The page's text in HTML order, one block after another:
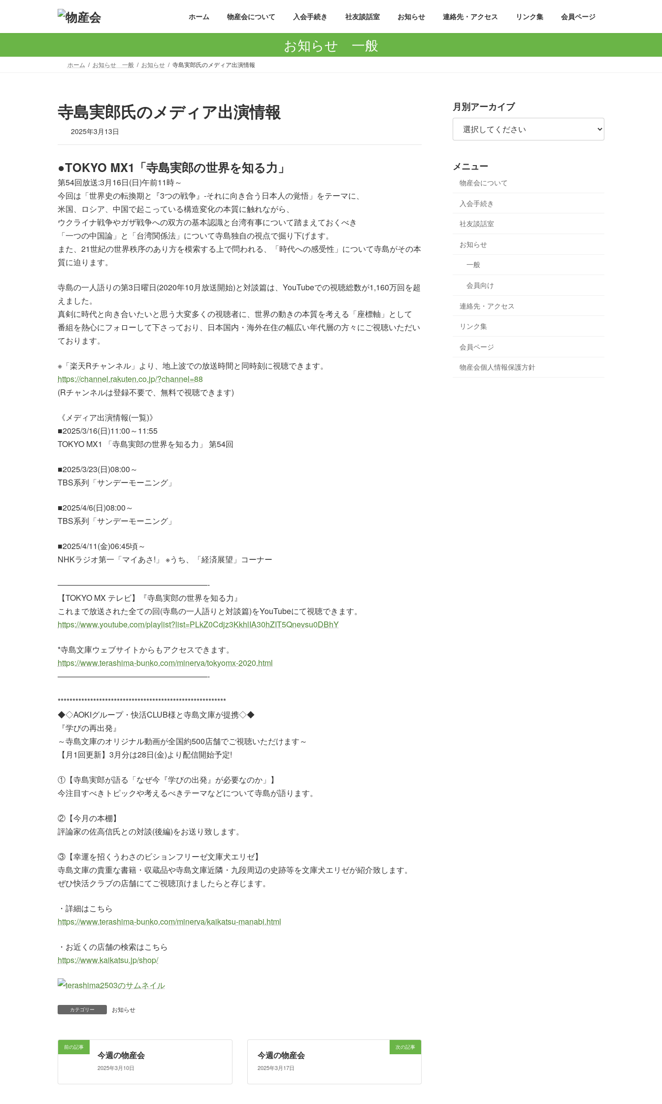
ホーム 物産会について 入会手続き 社友談話室 お知らせ 連絡先・アクセス リンク集 会員ページ
お知らせ 一般
ホーム お知らせ 一般 お知らせ 寺島実郎氏のメディア出演情報
寺島実郎氏のメディア出演情報
2025年3月13日
●TOKYO MX1「寺島実郎の世界を知る力」
第54回放送:3月16日(日)午前11時～
今回は「世界史の転換期と『3つの戦争』-それに向き合う日本人の覚悟」をテーマに、
米国、ロシア、中国で起こっている構造変化の本質に触れながら、
ウクライナ戦争やガザ戦争への双方の基本認識と台湾有事について踏まえておくべき
「一つの中国論」と「台湾関係法」について寺島独自の視点で掘り下げます。
また、21世紀の世界秩序のあり方を模索する上で問われる、「時代への感受性」について寺島がその本
質に迫ります。
寺島の一人語りの第3日曜日(2020年10月放送開始)と対談篇は、YouTubeでの視聴総数が1,160万回を超
えました。
真剣に時代と向き合いたいと思う大変多くの視聴者に、世界の動きの本質を考える「座標軸」として
番組を熱心にフォローして下さっており、日本国内・海外在住の幅広い年代層の方々にご視聴いただい
ております。
※「楽天Rチャンネル」より、地上波での放送時間と同時刻に視聴できます。
https://channel.rakuten.co.jp/?channel=88
(Rチャンネルは登録不要で、無料で視聴できます)
《メディア出演情報(一覧)》
■2025/3/16(日)11:00～11:55
TOKYO MX1 「寺島実郎の世界を知る力」 第54回
■2025/3/23(日)08:00～
TBS系列「サンデーモーニング」
■2025/4/6(日)08:00～
TBS系列「サンデーモーニング」
■2025/4/11(金)06:45頃～
NHKラジオ第一「マイあさ!」 ※うち、「経済展望」コーナー
———————————————————-
【TOKYO MX テレビ】『寺島実郎の世界を知る力』
これまで放送された全ての回(寺島の一人語りと対談篇)をYouTubeにて視聴できます。
https://www.youtube.com/playlist?list=PLkZ0Cdjz3KkhlIA30hZIT5Qnevsu0DBhY
*寺島文庫ウェブサイトからもアクセスできます。
https://www.terashima-bunko.com/minerva/tokyomx-2020.html
———————————————————-
*********************************************************
◆◇AOKIグループ・快活CLUB様と寺島文庫が提携◇◆
『学びの再出発』
～寺島文庫のオリジナル動画が全国約500店舗でご視聴いただけます～
【月1回更新】3月分は28日(金)より配信開始予定!
①【寺島実郎が語る「なぜ今『学びの出発』が必要なのか」】
今注目すべきトピックや考えるべきテーマなどについて寺島が語ります。
②【今月の本棚】
評論家の佐高信氏との対談(後編)をお送り致します。
③【幸運を招くうわさのビションフリーゼ文庫犬エリゼ】
寺島文庫の貴重な書籍・収蔵品や寺島文庫近隣・九段周辺の史跡等を文庫犬エリゼが紹介致します。
ぜひ快活クラブの店舗にてご視聴頂けましたらと存じます。
・詳細はこちら
https://www.terashima-bunko.com/minerva/kaikatsu-manabi.html
・お近くの店舗の検索はこちら
https://www.kaikatsu.jp/shop/
カテゴリー お知らせ
前の記事
今週の物産会
2025年3月10日
次の記事
今週の物産会
2025年3月17日
月別アーカイブ
メニュー
物産会について
入会手続き
社友談話室
お知らせ
一般
会員向け
連絡先・アクセス
リンク集
会員ページ
物産会個人情報保護方針